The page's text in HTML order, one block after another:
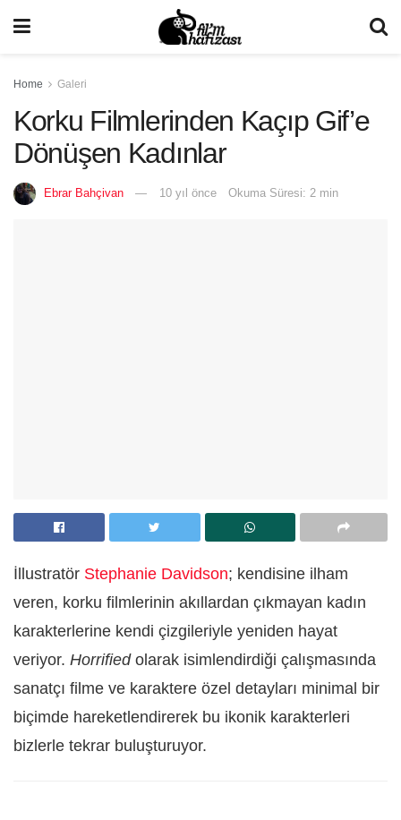
Home Galeri
Korku Filmlerinden Kaçıp Gif’e
Dönüşen Kadınlar
Ebrar Bahçivan 10 yıl önce Okuma Süresi: 2 min
İllustratör Stephanie Davidson; kendisine ilham
veren, korku filmlerinin akıllardan çıkmayan kadın
karakterlerine kendi çizgileriyle yeniden hayat
veriyor. Horrified olarak isimlendirdiği çalışmasında
sanatçı filme ve karaktere özel detayları minimal bir
biçimde hareketlendirerek bu ikonik karakterleri
bizlerle tekrar buluşturuyor.